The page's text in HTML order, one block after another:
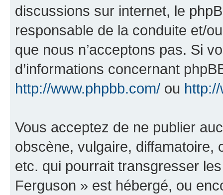
discussions sur internet, le
responsable de la conduite et/
que nous n’acceptons pas. Si
d’informations concernant
http://www.phpbb.com/ ou
Vous acceptez de ne publier
obscène, vulgaire, diffamatoire,
etc. qui pourrait transgresser
Ferguson » est hébergé, ou